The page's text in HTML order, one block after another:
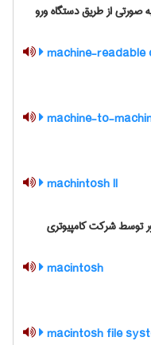
صورتی از طریق دستگاه ورو
machine-
machine-to-
machintosh ll
توسط شرکت کامپیوتری
macintosh
macintosh file